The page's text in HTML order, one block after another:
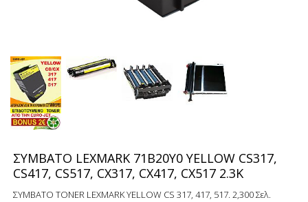
ΣΥΜΒΑΤΟ LEXMARK 71B20Y0 YELLOW CS317,
CS417, CS517, CX317, CX417, CX517 2.3K
ΣΥΜΒΑΤΟ TONER LEXMARK YELLOW CS 317, 417, 517. 2,300 Σελ.